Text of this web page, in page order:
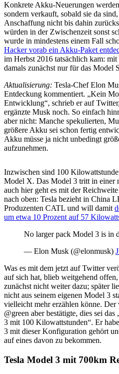
Konkrete Akku-Neuerungen
sondern verkauft, sobald sie da
Anschaffung nicht bis dahin
würden in der Zwischenzeit sonst
wurde in mindestens einem Fall
Hacker vorab ein Akku-Paket
im Herbst 2016 tatsächlich kam:
damals zunächst nur für das Model
Aktualisierung: Tesla-Chef Elon
Entdeckung kommentiert. „Kein
Entwicklung“, schrieb er auf
ergänzte Musk noch. So einfach
aber nicht: Manche spekulierten,
größere Akku sei schon fertig
Akku müsse ja nicht unbedingt
aufzunehmen.
Inzwischen sind 100
Model X. Das Model 3 tritt in einer
auch hier geht es mit der
nach oben: Tesla bezieht in China
Produzenten CATL und will damit
um etwa 10 Prozent auf 57
No larger pack Model 3 is in
— Elon Musk (@elonmusk)
Was es mit dem jetzt auf Twitter
auf sich hat, blieb weitgehend
zunächst nicht weiter dazu; später
nicht aus seinem eigenen Model 3
vielleicht mehr erzählen könne.
@green aber bestätigte, dies sei
3 mit 100 Kilowattstunden“. Er
3 mit dieser Konfiguration gehört
auf eines davon zu bekommen.
Tesla Model 3 mit 700km